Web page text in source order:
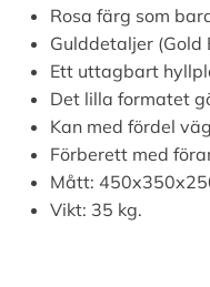
Rosa färg som
Gulddetaljer
Ett uttagbart
Det lilla formatet
Kan med fördel
Förberett med
Mått:
Vikt: 35 kg.